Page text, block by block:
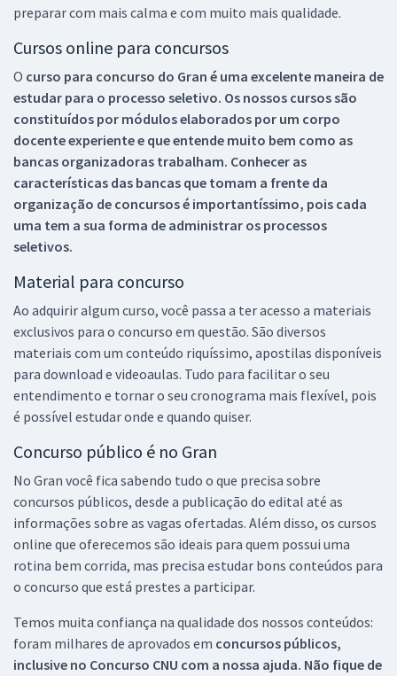
preparar com mais calma e com muito mais qualidade.
Cursos online para concursos
O curso para concurso do Gran é uma excelente maneira de
estudar para o processo seletivo. Os nossos cursos são
constituídos por módulos elaborados por um corpo
docente experiente e que entende muito bem como as
bancas organizadoras trabalham. Conhecer as
características das bancas que tomam a frente da
organização de concursos é importantíssimo, pois cada
uma tem a sua forma de administrar os processos
seletivos.
Material para concurso
Ao adquirir algum curso, você passa a ter acesso a materiais
exclusivos para o concurso em questão. São diversos
materiais com um conteúdo riquíssimo, apostilas disponíveis
para download e videoaulas. Tudo para facilitar o seu
entendimento e tornar o seu cronograma mais flexível, pois
é possível estudar onde e quando quiser.
Concurso público é no Gran
No Gran você fica sabendo tudo o que precisa sobre
concursos públicos, desde a publicação do edital até as
informações sobre as vagas ofertadas. Além disso, os cursos
online que oferecemos são ideais para quem possui uma
rotina bem corrida, mas precisa estudar bons conteúdos para
o concurso que está prestes a participar.
Temos muita confiança na qualidade dos nossos conteúdos:
foram milhares de aprovados em concursos públicos,
inclusive no Concurso CNU com a nossa ajuda. Não fique de